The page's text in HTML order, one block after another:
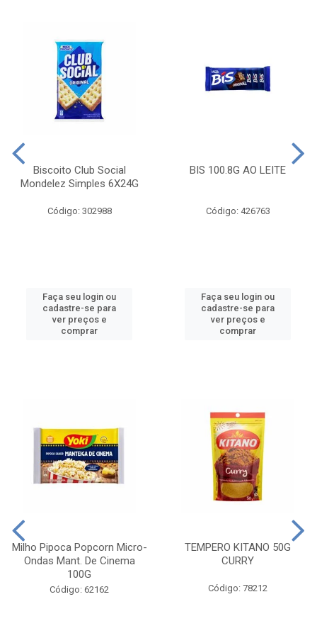
Biscoito Club Social
Mondelez Simples 6X24G
Código: 302988
Faça seu login ou
cadastre-se para
ver preços e
comprar
BIS 100.8G AO LEITE
Código: 426763
Faça seu login ou
cadastre-se para
ver preços e
comprar
Milho Pipoca Popcorn Micro-
Ondas Mant. De Cinema
100G
Código: 62162
TEMPERO KITANO 50G
CURRY
Código: 78212